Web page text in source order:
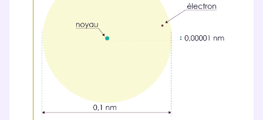
pendant 24h notre
plateforme de soutien
scolaire !
Fiches de cours et vidéos
corrigés
podcasts de révisions
espace dédié aux parents